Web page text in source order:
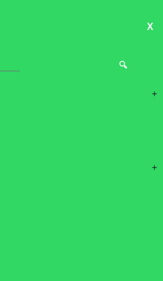
X
+
+